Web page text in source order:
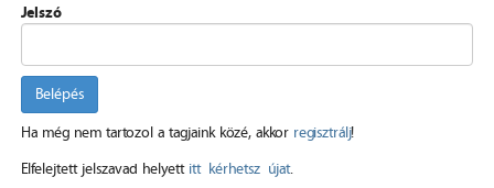
Jelszó
Belépés
Ha még nem tartozol a tagjaink közé, akkor regisztrálj!
Elfelejtett jelszavad helyett itt kérhetsz újat.